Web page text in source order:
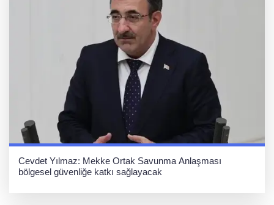
Cevdet Yılmaz: Mekke Ortak Savunma Anlaşması
bölgesel güvenliğe katkı sağlayacak